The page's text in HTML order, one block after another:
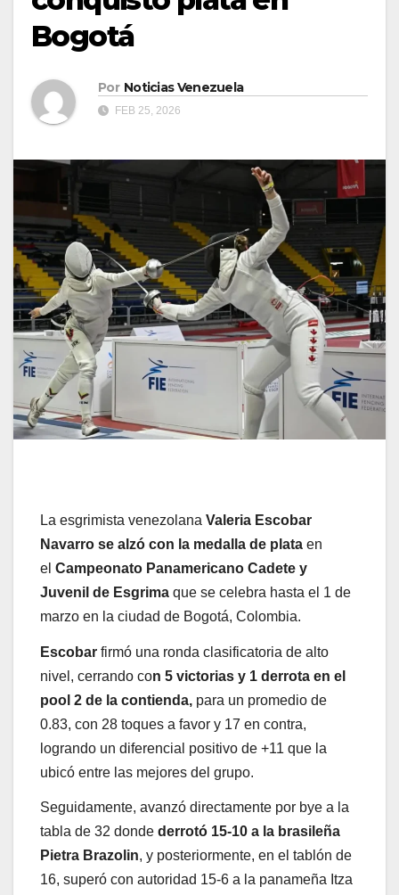
Bogotá
Por Noticias Venezuela
FEB 25, 2026
La esgrimista venezolana Valeria Escobar
Navarro se alzó con la medalla de plata en
el Campeonato Panamericano Cadete y
Juvenil de Esgrima que se celebra hasta el 1 de
marzo en la ciudad de Bogotá, Colombia.
Escobar firmó una ronda clasificatoria de alto
nivel, cerrando con 5 victorias y 1 derrota en el
pool 2 de la contienda, para un promedio de
0.83, con 28 toques a favor y 17 en contra,
logrando un diferencial positivo de +11 que la
ubicó entre las mejores del grupo.
Seguidamente, avanzó directamente por bye a la
tabla de 32 donde derrotó 15-10 a la brasileña
Pietra Brazolin, y posteriormente, en el tablón de
16, superó con autoridad 15-6 a la panameña Itza